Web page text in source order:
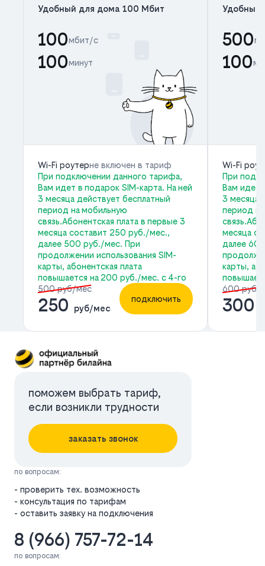
Удобный для дома 100 Мбит
100мбит/с
100минут
Wi-Fi роутерне включен в тариф
При подключении данного тарифа,
Вам идет в подарок SIM-карта. На ней
3 месяца действует бесплатный
период на мобильную
связь.Абонентская плата в первые 3
месяца составит 250 руб./мес.,
далее 500 руб./мес. При
продолжении использования SIM-
карты, абонентская плата
повышается на 200 руб./мес. с 4-го
500 руб/мес
250 руб/мес
подключить
Удобный
500
100
Wi-Fi
При
Вам идет
3 месяца
период
месяца
далее
карты,
600 руб/
300
поможем выбрать тариф,
если возникли трудности
заказать звонок
по вопросам:
- проверить тех. возможность
- консультация по тарифам
- оставить заявку на подключения
8 (966) 757-72-14
по вопросам: